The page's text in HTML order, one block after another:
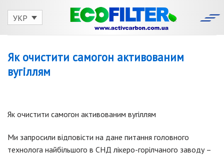
УКР
Як очистити самогон активованим
вугіллям
Як очистити самогон активованим вугіллям
Ми запросили відповісти на дане питання головного
технолога найбільшого в СНД лікеро-горілчаного заводу –